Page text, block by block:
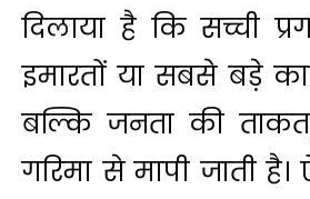
दिलाया है कि सच्ची
इमारतों या सबसे बड़े
बल्कि जनता की
गरिमा से मापी जाती